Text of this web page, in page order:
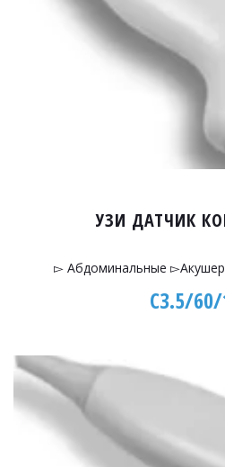
УЗИ ДАТЧИК
▻ Абдоминальные
C3.5/